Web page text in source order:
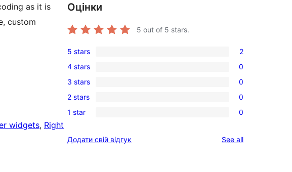
as it is
custom
widgets, Right
Оцінки
5 out of 5 stars.
2
5-
star
reviews
5 stars 2
0
4-
star
reviews
4 stars 0
0
3-
star
3 stars 0
0
2-
reviews
2 stars 0
0
star
1 star 0
Додати свій відгук See allreviews